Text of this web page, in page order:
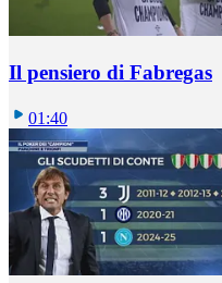
Il pensiero di Fabregas
01:40